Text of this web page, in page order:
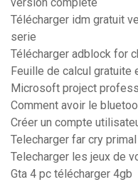
version complete
Télécharger idm gratuit
serie
Télécharger adblock for
Feuille de calcul gratuite
Microsoft project
Comment avoir le
Créer un compte
Telecharger far cry
Telecharger les jeux de
Gta 4 pc télécharger 4gb